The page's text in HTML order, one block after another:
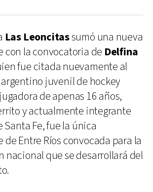
Las Leoncitassumó una nueva
con la convocatoria de Delfina
fue citada nuevamente al
juvenil de hockey
de apenas 16 años,
y actualmente integrante
Santa Fe, fue la única
Entre Ríos convocada para la
nacional que se desarrollará del